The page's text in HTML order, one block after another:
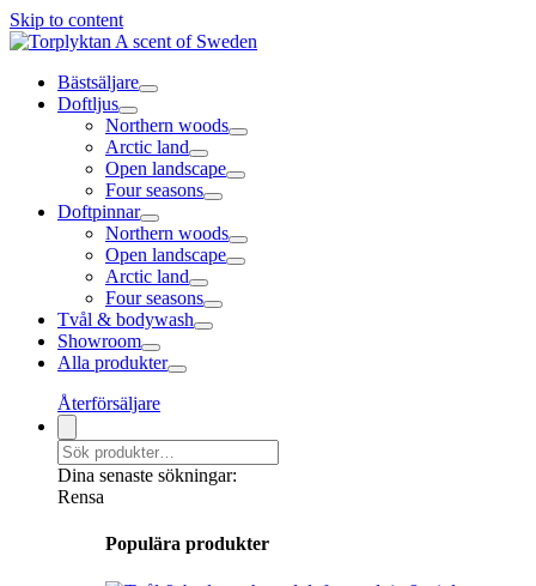
Skip to content
Bästsäljare
Doftljus
Northern woods
Arctic land
Open landscape
Four seasons
Doftpinnar
Northern woods
Open landscape
Arctic land
Four seasons
Tvål & bodywash
Showroom
Alla produkter
Återförsäljare
Dina senaste sökningar:
Rensa
Populära produkter